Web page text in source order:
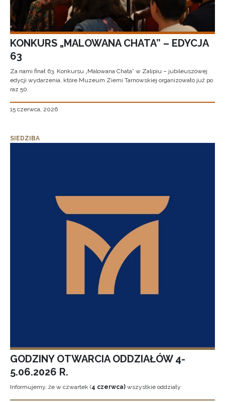
KONKURS „MALOWANA CHATA” – EDYCJA
63
Za nami finał 63. Konkursu „Malowana Chata” w Zalipiu – jubileuszowej
edycji wydarzenia, które Muzeum Ziemi Tarnowskiej organizowało już po
raz 50.
15 czerwca, 2026
SIEDZIBA
GODZINY OTWARCIA ODDZIAŁÓW 4-
5.06.2026 R.
Informujemy, że w czwartek (4 czerwca) wszystkie oddziały